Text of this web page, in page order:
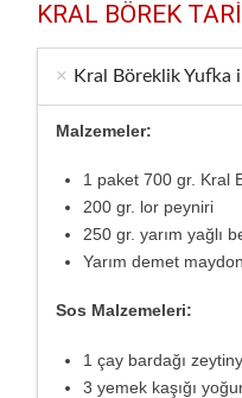
KRAL BÖREK
Kral Böreklik Yufka
Malzemeler:
1 paket 700 gr. Kral
200 gr. lor peyniri
250 gr. yarım yağlı
Yarım demet
Sos Malzemeleri:
1 çay bardağı
3 yemek kaşığı